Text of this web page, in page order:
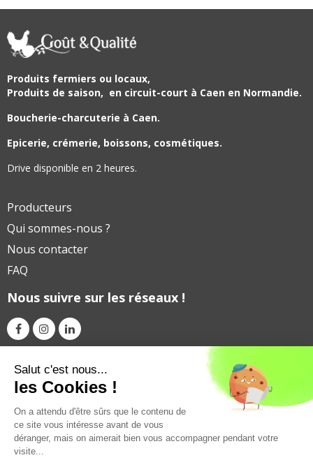
Produits fermiers ou locaux,
Produits de saison, en circuit-court à Caen en Normandie.
Boucherie-charcuterie à Caen.
Epicerie, crémerie, boissons, cosmétiques.
Drive disponible en 2 heures.
Producteurs
Qui sommes-nous ?
Nous contacter
FAQ
Nous suivre sur les réseaux !
Avec le soutien financier de
Salut c'est nous...
les Cookies !
On a attendu d'être sûrs que le contenu de
ce site vous intéresse avant de vous
déranger, mais on aimerait bien vous accompagner pendant votre
visite...